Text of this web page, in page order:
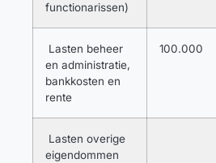
functionarissen)
Lasten beheer
en administratie,
bankkosten en
rente
100.000
Lasten overige
eigendommen